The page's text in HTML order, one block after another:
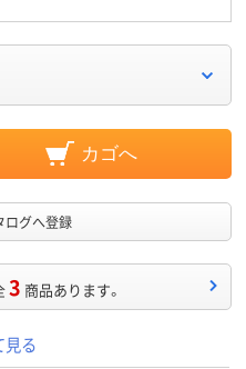
カゴへ
ログへ登録
3 商品あります。
見る